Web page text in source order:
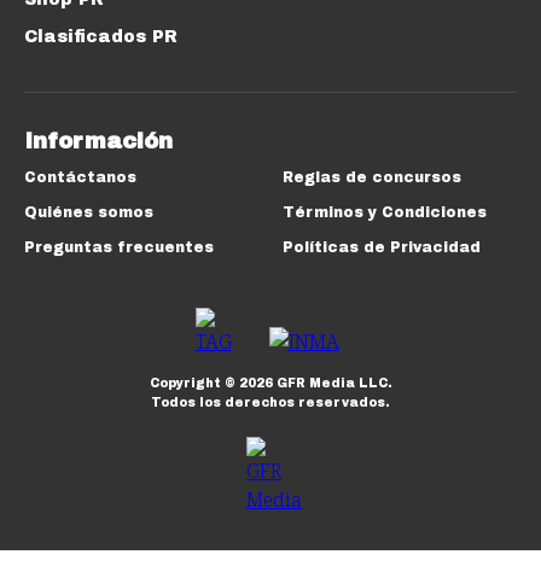
Clasificados PR
Información
Contáctanos
Quiénes somos
Preguntas frecuentes
Reglas de concursos
Términos y Condiciones
Políticas de Privacidad
Copyright © 2026GFR Media LLC.
Todos los derechos reservados.